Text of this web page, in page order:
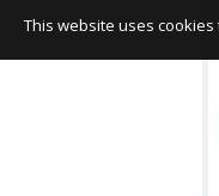
This website uses